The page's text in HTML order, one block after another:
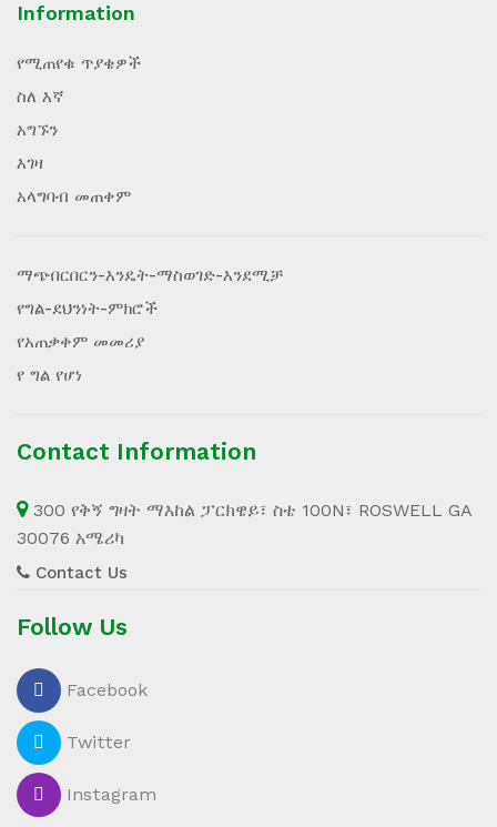
Information
የሚጠየቁ ጥያቄዎች
ስለ እኛ
አግኙን
እገዛ
አላግባብ መጠቀም
ማጭበርበርን-እንዴት-ማስወገድ-እንደሚቻ
የግል-ደህንነት-ምክሮች
የአጠቃቀም መመሪያ
የ ግል የሆነ
Contact Information
300 የቅኝ ግዛት ማእከል ፓርክዌይ፣ ስቴ 100N፣ ROSWELL GA
30076 አሜሪካ
Contact Us
Follow Us
Facebook
Twitter
Instagram